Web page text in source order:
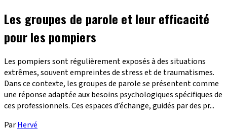
Les groupes de parole et leur efficacité
pour les pompiers
Les pompiers sont régulièrement exposés à des situations
extrêmes, souvent empreintes de stress et de traumatismes.
Dans ce contexte, les groupes de parole se présentent comme
une réponse adaptée aux besoins psychologiques spécifiques de
ces professionnels. Ces espaces d’échange, guidés par des pr...
ParHervé